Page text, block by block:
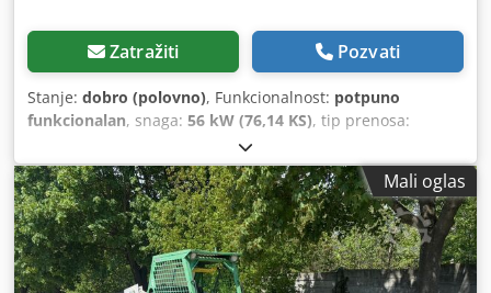
Zatražiti Pozvati
Stanje: dobro (polovno), Funkcionalnost: potpuno
funkcionalan, snaga: 56 kW (76,14 KS), tip prenosa:
, podizna snaga:
Godina proizvodnje:2008, radni sati:4.871 h, Oprema:
kabina, viljuške za palete, Teleskopski utovarivač BOBCAT
T2250 Godina proizvodnje: 2008. Prema brojaču: 4.871
radni sat Nosivost: 2,2 tone Visina podizanja: 5 metara
Snaga: 56 kW 2 stepena hidrostatike Visina: samo 198 cm
Širina: samo 190 cm Crjdpfx Aezr En Ieg Ejf - uključujući
Mali oglas